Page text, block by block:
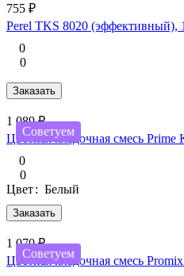
755 ₽
Perel TKS 8020 (эффективный),
0
0
Заказать
Советуем
1 089 ₽
Цветная кладочная смесь Prime
0
0
Заказать
Цвет: Белый
Советуем
1 070 ₽
Цветная кладочная смесь